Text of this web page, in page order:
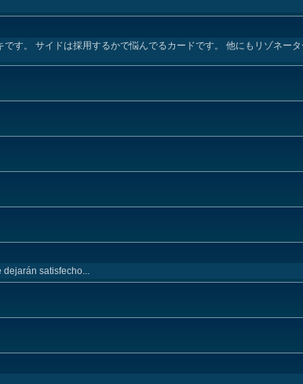
す。 サイドは採用するかで悩んでるカードです。 他にもリゾネー
dejarán satisfecho...